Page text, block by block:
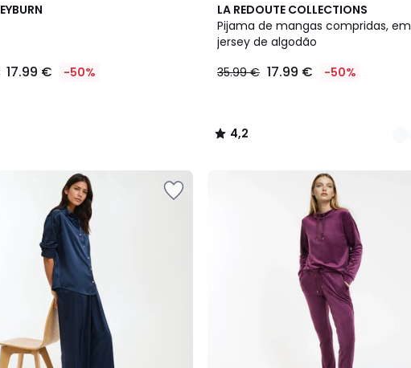
17.99 € -50%
LA REDOUTE COLLECTIONS
Pijama de mangas compridas, em
jersey de algodão
35.99 € 17.99 € -50%
4,2
/ 5
2
Cores
4,2
/